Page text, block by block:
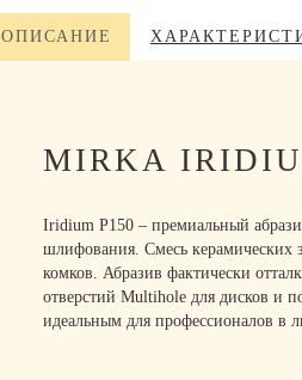
ОПИСАНИЕ
MIRKA
Iridium P150 – премиальный
шлифования. Смесь керамических
комков. Абразив фактически
отверстий Multihole для дисков и
идеальным для профессионалов в